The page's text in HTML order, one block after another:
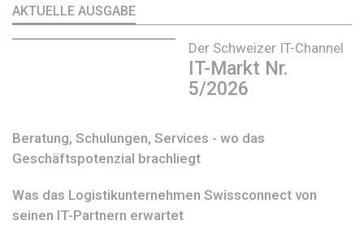
AKTUELLE AUSGABE
Der Schweizer IT-Channel
IT-Markt Nr.
5/2026
Beratung, Schulungen, Services - wo das
Geschäftspotenzial brachliegt
Was das Logistikunternehmen Swissconnect von
seinen IT-Partnern erwartet